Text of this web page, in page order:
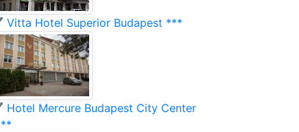
Hotel Superior Budapest ***
Mercure Budapest City Center